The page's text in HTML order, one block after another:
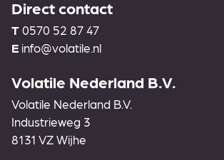
Direct contact
T 0570 52 87 47
E info@volatile.nl
Volatile Nederland B.V.
Volatile Nederland B.V.
Industrieweg 3
8131 VZ Wijhe